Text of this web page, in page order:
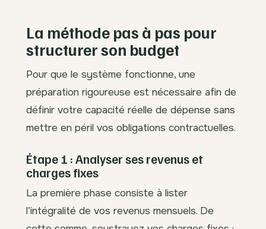
La méthode pas à pas pour
structurer son budget
Pour que le système fonctionne, une
préparation rigoureuse est nécessaire afin de
définir votre capacité réelle de dépense sans
mettre en péril vos obligations contractuelles.
Étape 1 : Analyser ses revenus et
charges fixes
La première phase consiste à lister
l’intégralité de vos revenus mensuels. De